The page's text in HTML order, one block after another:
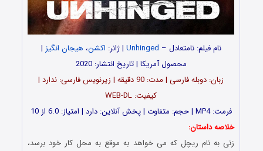
نام فیلم: نامتعادل – Unhinged | ژانر: اکشن، هیجان انگیز |
محصول آمریکا | تاریخ انتشار: 2020
زبان: دوبله فارسی | مدت: 90 دقیقه | زیرنویس فارسی: ندارد |
کیفیت: WEB-DL
فرمت: MP4 | حجم: متفاوت | پخش آنلاین: دارد | امتیاز: 6.0 از 10
خلاصه داستان:
زنی به نام ریچل که می خواهد به موقع به محل کار خود برسد،